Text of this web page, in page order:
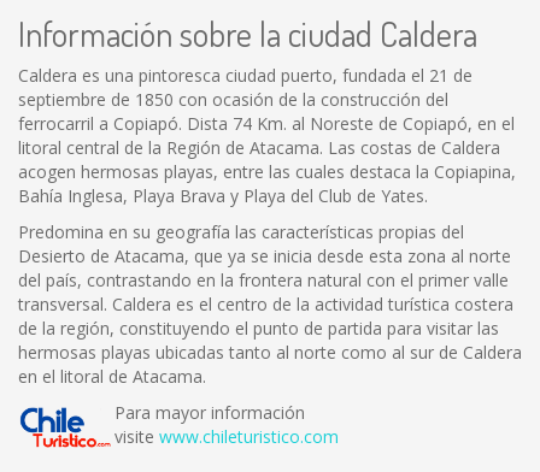
Información sobre la ciudad Caldera
Caldera es una pintoresca ciudad puerto, fundada el 21 de
septiembre de 1850 con ocasión de la construcción del
ferrocarril a Copiapó. Dista 74 Km. al Noreste de Copiapó, en el
litoral central de la Región de Atacama. Las costas de Caldera
acogen hermosas playas, entre las cuales destaca la Copiapina,
Bahía Inglesa, Playa Brava y Playa del Club de Yates.
Predomina en su geografía las características propias del
Desierto de Atacama, que ya se inicia desde esta zona al norte
del país, contrastando en la frontera natural con el primer valle
transversal. Caldera es el centro de la actividad turística costera
de la región, constituyendo el punto de partida para visitar las
hermosas playas ubicadas tanto al norte como al sur de Caldera
en el litoral de Atacama.
Para mayor información
visite www.chileturistico.com